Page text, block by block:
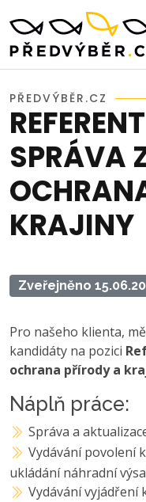
PŘEDVÝBĚR.CZ
SPRÁVA
KRAJINY
Zveřejněno
Pro našeho klienta,
kandidáty na pozici
ochrana přírody a
Náplň práce:
Správa a
Vydávání povolení
ukládání náhradní
Vydávání vyjádření